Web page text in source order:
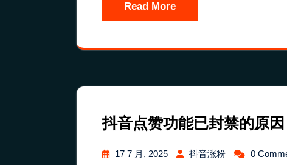
Read More
抖音点赞功能已封禁的原
17 7 月, 2025 抖音涨粉 0